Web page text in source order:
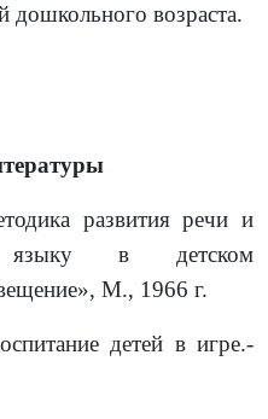
дошкольного возраста.
развития речи и
языку в детском
М., 1966 г.
детей в игре.-